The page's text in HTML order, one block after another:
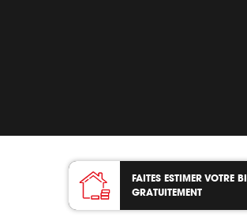
FAITES ESTIMER VOTRE
GRATUITEMENT